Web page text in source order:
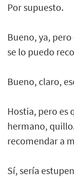
Por supuesto.
Bueno, ya,
se lo puedo
Bueno, claro,
Hostia, pero es
hermano,
recomendar a
Sí, sería